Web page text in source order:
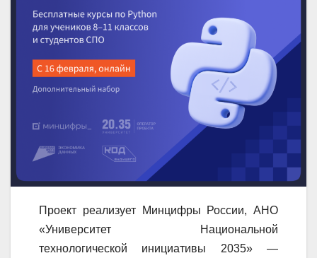
Проект реализует Минцифры России, АНО
«Университет Национальной
технологической инициативы 2035» —